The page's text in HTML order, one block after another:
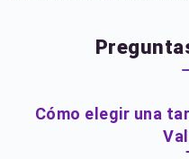
Cómo elegir una